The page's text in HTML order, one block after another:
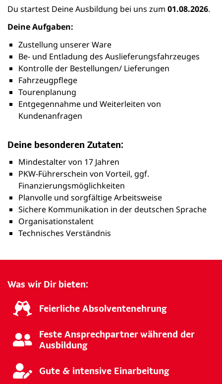
Du startest Deine Ausbildung bei uns zum 01.08.2026.
Deine Aufgaben:
Zustellung unserer Ware
Be- und Entladung des Auslieferungsfahrzeuges
Kontrolle der Bestellungen/ Lieferungen
Fahrzeugpflege
Tourenplanung
Entgegennahme und Weiterleiten von
Kundenanfragen
Deine besonderen Zutaten:
Mindestalter von 17 Jahren
PKW-Führerschein von Vorteil, ggf.
Finanzierungsmöglichkeiten
Planvolle und sorgfältige Arbeitsweise
Sichere Kommunikation in der deutschen Sprache
Organisationstalent
Technisches Verständnis
Was wir Dir bieten:
Feierliche Absolventenehrung
Feste Ansprechpartner während der
Ausbildung
Gute & intensive Einarbeitung